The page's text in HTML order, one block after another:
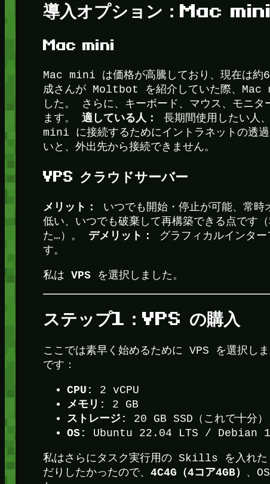
導入オプション：Mac
Mac mini
Mac mini は価格が高騰しており、現在は約6
成さんが Moltbot を紹介していた際、Mac
した。 さらに、キーボード、マウス、モニ
ます。適している人：
長期間使用したい人
mini に接続するためにイントラネットの透
いと、外出先から接続できません。
VPS クラウドサーバー
メリット：
いつでも開始・停止が可能、常
低い、いつでも破棄して再構築できる点です
た…）。 デメリット：
グラフィカルインタ
す。
私はVPS を選択しました。
ステップ1：VPS の購入
ここでは素早く始めるために VPS を選択
です：
CPU: 2 vCPU
メモリ: 2 GB
ストレージ: 20 GB SSD（これで十分）
OS: Ubuntu 22.04 LTS / Debian
私はさらにタスク実行用の Skills を入れた
だりしたかったので、4C4G（4コア4GB） 、